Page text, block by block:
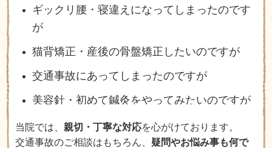
ギックリ腰・寝違えになってしまったのです
が
猫背矯正・産後の骨盤矯正したいのですが
交通事故にあってしまったのですが
美容針・初めて鍼灸をやってみたいのですが
当院では、 親切・丁寧な対応を心がけております。
交通事故のご相談はもちろん、 疑問やお悩み事も何で